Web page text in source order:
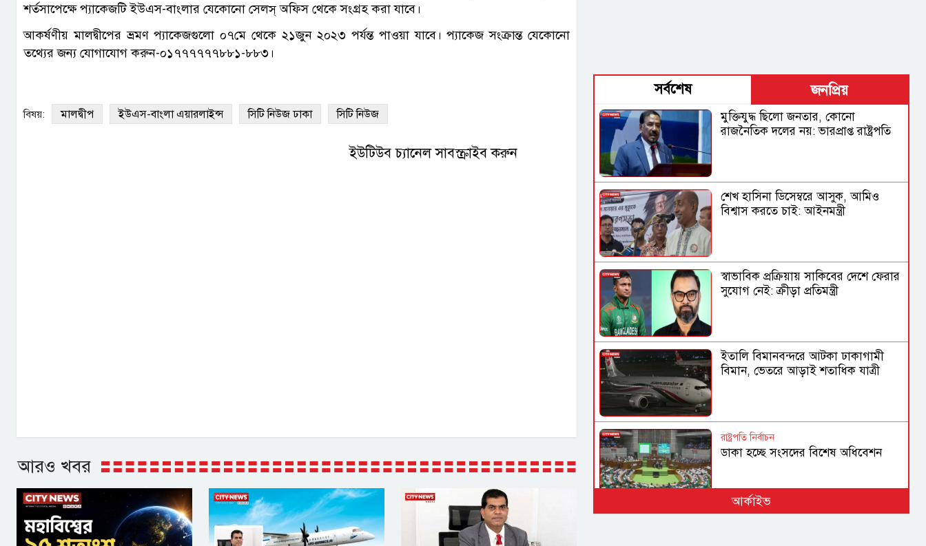
শর্তসাপেক্ষে প্যাকেজটি ইউএস-বাংলার যেকোনো সেলস্ অফিস থেকে সংগ্রহ করা যাবে।
আকর্ষণীয় মালদ্বীপের ভ্রমণ প্যাকেজগুলো ০৭মে থেকে ২১জুন ২০২৩ পর্যন্ত পাওয়া যাবে। প্যাকেজ সংক্রান্ত যেকোনো
তথ্যের জন্য যোগাযোগ করুন-০১৭৭৭৭৭৭৮৮১-৮৮৩।
বিষয়: মালদ্বীপ ইউএস-বাংলা এয়ারলাইন্স সিটি নিউজ ঢাকা সিটি নিউজ
ইউটিউব চ্যানেল সাবস্ক্রাইব করুন
আরও খবর
সর্বশেষ জনপ্রিয়
মুক্তিযুদ্ধ ছিলো জনতার, কোনো
রাজনৈতিক দলের নয়: ভারপ্রাপ্ত রাষ্ট্রপতি
শেখ হাসিনা ডিসেম্বরে আসুক, আমিও
বিশ্বাস করতে চাই: আইনমন্ত্রী
স্বাভাবিক প্রক্রিয়ায় সাকিবের দেশে ফেরার
সুযোগ নেই: ক্রীড়া প্রতিমন্ত্রী
ইতালি বিমানবন্দরে আটকা ঢাকাগামী
বিমান, ভেতরে আড়াই শতাধিক যাত্রী
রাষ্ট্রপতি নির্বাচন
ডাকা হচ্ছে সংসদের বিশেষ অধিবেশন
হামের উপসর্গে আরও ৩ জনের মৃত্যু,
আর্কাইভ